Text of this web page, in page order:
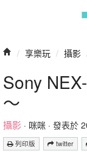
/ 享樂玩 / 攝影
Sony
～
攝影 · 咪咪 · 發表於
列印版 twitter